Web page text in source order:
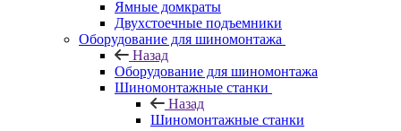
Ямные домкраты
Двухстоечные подъемники
Оборудование для шиномонтажа
Назад
Оборудование для шиномонтажа
Шиномонтажные станки
Назад
Шиномонтажные станки